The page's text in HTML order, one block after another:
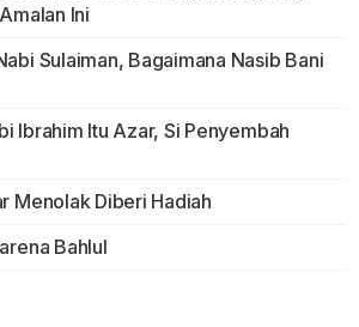
Ini
Sulaiman, Bagaimana Nasib Bani
Ibrahim Itu Azar, Si Penyembah
Menolak Diberi Hadiah
Bahlul